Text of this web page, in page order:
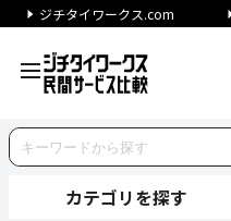
ジチタイワークス.com
カテゴリを探す